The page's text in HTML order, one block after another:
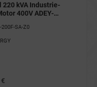
220 kVA Industrie-
400V ADEY-
200F-SA-Z0